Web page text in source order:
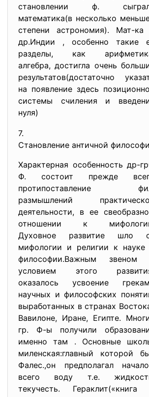
становлении ф.
математика(в несколько
степени астрономия). Мат-ка
др.Индии , особенно такие
разделы, как
алгебра, достигла очень
результатов(достаточно
на появление здесь
системы счиления и
нуля)
7.
Становление античной
Характерная особенность др-
Ф. состоит прежде
протипоставление
размышлений
деятельности, в ее
отношении к
Духовное развитие шло
мифологии и религии к науке
философии.Важным звеном
условием этого
оказалось усвоение
научных и философских
выработанных в странах
Вавилоне, Иране, Египте.
гр. Ф-ы получили
именно там . Основные
миленская:главный которой
Фалес.,он предполагал
всего воду т.е.
текучесть. Гераклит(«книга